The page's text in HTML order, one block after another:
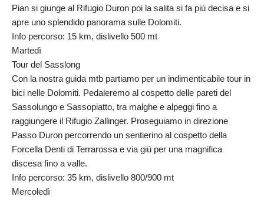
Pian si giunge al Rifugio Duron poi la salita si fa più decisa e si
apre uno splendido panorama sulle Dolomiti.
Info percorso: 15 km, dislivello 500 mt
Martedì
Tour del Sasslong
Con la nostra guida mtb partiamo per un indimenticabile tour in
bici nelle Dolomiti. Pedaleremo al cospetto delle pareti del
Sassolungo e Sassopiatto, tra malghe e alpeggi fino a
raggiungere il Rifugio Zallinger. Proseguiamo in direzione
Passo Duron percorrendo un sentierino al cospetto della
Forcella Denti di Terrarossa e via giù per una magnifica
discesa fino a valle.
Info percorso: 35 km, dislivello 800/900 mt
Mercoledì